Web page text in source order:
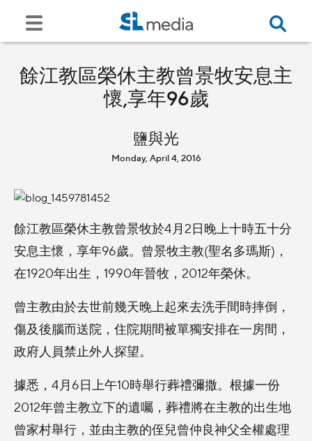
餘江教區榮休主教曾景牧安息主
懷,享年96歲
鹽與光
Monday, April 4, 2016
餘江教區榮休主教曾景牧於4月2日晚上十時五十分
安息主懷，享年96歲。曾景牧主教(聖名多瑪斯)，
在1920年出生，1990年晉牧，2012年榮休。
曾主教由於去世前幾天晚上起來去洗手間時摔倒，
傷及後腦而送院，住院期間被單獨安排在一房間，
政府人員禁止外人探望。
據悉，4月6日上午10時舉行葬禮彌撒。根據一份
2012年曾主教立下的遺囑，葬禮將在主教的出生地
曾家村舉行，並由主教的侄兒曾仲良神父全權處理